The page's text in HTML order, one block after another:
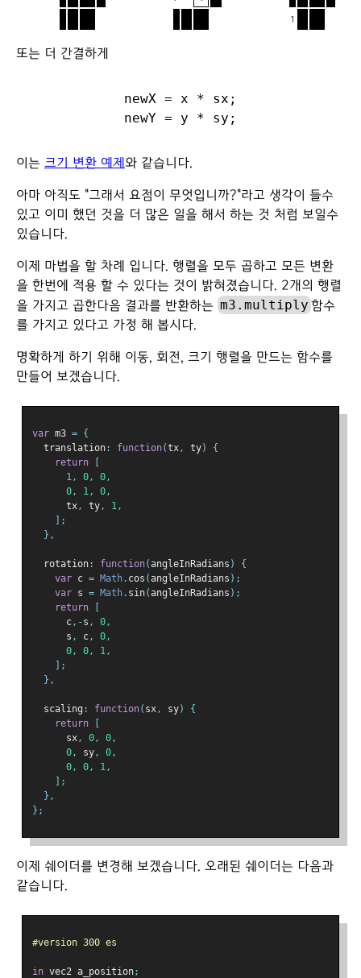
1
또는 더 간결하게
newX = x * sx;
이는 크기 변환 예제 와 같습니다.
아마 아직도 "그래서 요점이 무엇입니까?"라고 생각이 들수
있고 이미 했던 것을 더 많은 일을 해서 하는 것 처럼 보일수
있습니다.
이제 마법을 할 차례 입니다. 행렬을 모두 곱하고 모든 변환
을 한번에 적용 할 수 있다는 것이 밝혀졌습니다. 2개의 행렬
을 가지고 곱한다음 결과를 반환하는 m3.multiply 함수
를 가지고 있다고 가정 해 봅시다.
명확하게 하기 위해 이동, 회전, 크기 행렬을 만드는 함수를
만들어 보겠습니다.
var m3 = {
  translation
: function(tx, ty)
{
return
1, 0, 0,
0, 1, 0,
      tx
, ty, 1,
];
},
  rotation
: function(angleInRadians )
{
var c = Math. cos (angleInRadians );
var s = Math. sin(angleInRadians );
return
      c
,-s , 0,
      s
, c, 0,
0, 0, 1,
];
},
  scaling
: function( sx, sy)
{
return
      sx
, 0, 0,
0, sy, 0,
0, 0, 1,
];
},
};
이제 쉐이더를 변경해 보겠습니다. 오래된 쉐이더는 다음과
같습니다.
#version 300 es
in vec2 a_position;